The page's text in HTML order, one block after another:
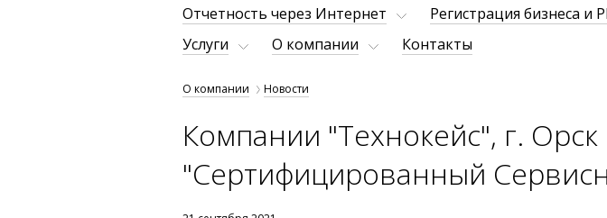
Отчетность через Интернет
Регистрация бизнеса и
Услуги
О компании Контакты
О компании Новости
Компании "Технокейс", г. Орск
"Сертифицированный